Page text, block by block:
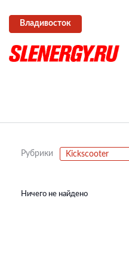
Владивосток
Рубрики Kickscooter
Ничего не найдено